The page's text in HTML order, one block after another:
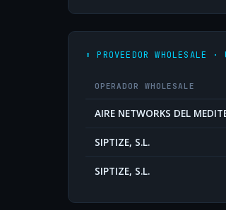
⬆️ PROVEEDOR WHOLESALE ·
OPERADOR WHOLESALE
AIRE NETWORKS DEL
SIPTIZE, S.L.
SIPTIZE, S.L.